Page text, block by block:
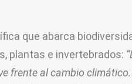
que abarca
plantas e invertebrados:
frente al cambio